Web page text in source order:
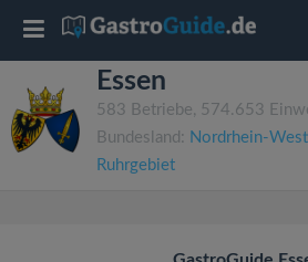
Essen
583 Betriebe, 574.653
Bundesland: Nordrhein-
Ruhrgebiet
T
o